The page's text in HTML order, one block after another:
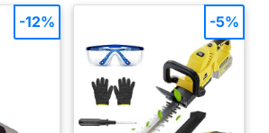
Rallonge 25 m produit 2:
Normes NF et CE
-12% -5%